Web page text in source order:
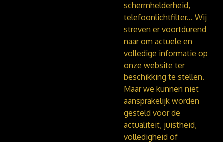
schermhelderheid,
telefoonlichtfilter... Wij
streven er voortdurend
naar om actuele en
volledige informatie op
onze website ter
beschikking te stellen.
Maar we kunnen niet
aansprakelijk worden
gesteld voor de
actualiteit, juistheid,
volledigheid of